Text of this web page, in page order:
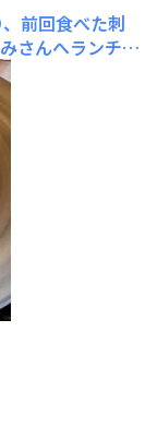
前回食べた刺
さんへランチド
へのポストは
う仕様なんでし